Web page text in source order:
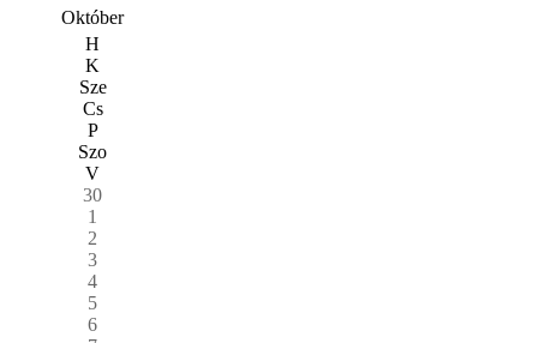
Október
H
K
Sze
Cs
P
Szo
V
30
1
2
3
4
5
6